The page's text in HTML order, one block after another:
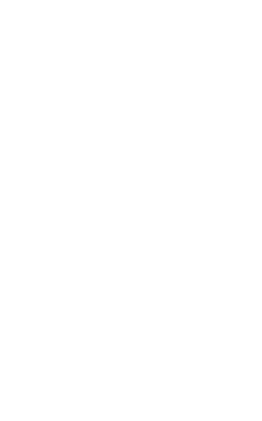
ডেভেলপারদের জন্য